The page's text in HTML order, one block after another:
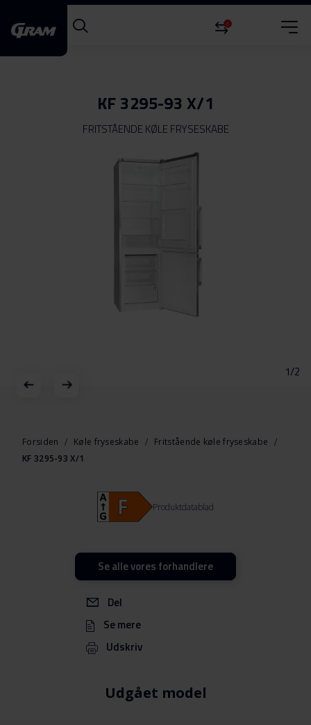
0
KF 3295-93 X/1
FRITSTÅENDE KØLE FRYSESKABE
1/2
starten
Forsiden Køle fryseskabe
Fritstående køle fryseskabe
KF 3295-93 X/1
Udgået model
Del
Se mere
Udskriv
Produktdatablad
Se alle vores forhandlere